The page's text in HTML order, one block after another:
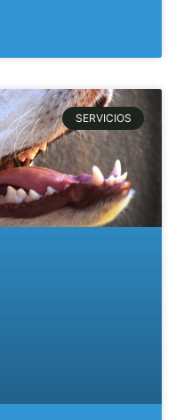
SERVICIOS